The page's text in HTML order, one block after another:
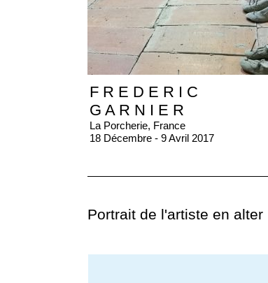
F R E D E R I C
G A R N I E R
La Porcherie, France
18 Décembre - 9 Avril 2017
Portrait de l'artiste en alter